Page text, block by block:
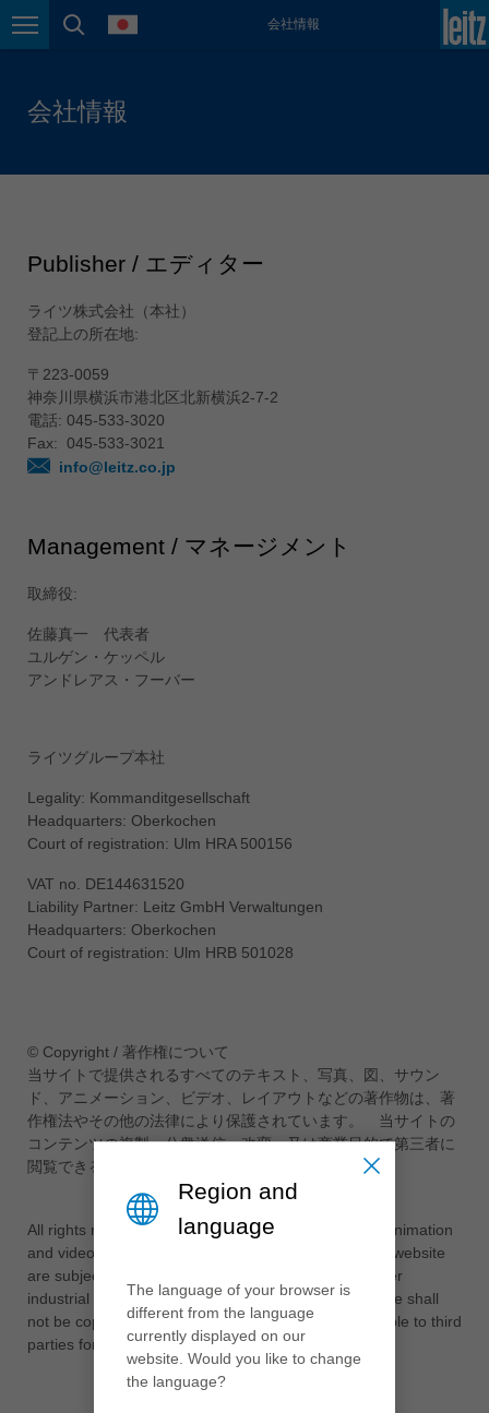
Page navigation
page search
language 会社情報
polski
português
Schweiz
deutsch
Slovenija
Taiwan
Türkiye
USA
english
Việt Nam
tiếng việt
中国
Україна
yкраїнська
会社情報
Publisher / エディター
ライツ株式会社（本社）
登記上の所在地:
〒223-0059
神奈川県横浜市港北区北新横浜2-7-2
電話: 045-533-3020
Fax: 045-533-3021
info@leitz.co.jp
Management / マネージメント
取締役:
佐藤真一 代表者
ユルゲン・ケッペル
アンドレアス・フーバー
ライツグループ本社
Legality: Kommanditgesellschaft
Headquarters: Oberkochen
Court of registration: Ulm HRA 500156
VAT no. DE144631520
Liability Partner: Leitz GmbH Verwaltungen
Headquarters: Oberkochen
Court of registration: Ulm HRB 501028
© Copyright / 著作権について
当サイトで提供されるすべてのテキスト、写真、図、サウン
ド、アニメーション、ビデオ、レイアウトなどの著作物は、著
作権法やその他の法律により保護されています。 当サイトの
コンテンツの複製、公衆送信、改変、又は商業目的で第三者に
閲覧できるようにすることを禁止します。
All rights reserved. Text, pictures, diagrams, sound, animation
and videos as well as their arrangement on the Leitz website
are subject to the protection of the copyright and other
industrial property rights. The content of these website shall
not be copied, distributed, changed or made accessible to third
parties for commercial purposes.
Region and
language
The language of your browser is
different from the language
currently displayed on our
website. Would you like to change
the language?